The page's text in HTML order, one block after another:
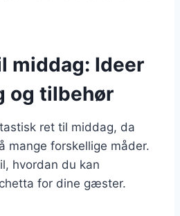
middag: Ideer
og tilbehør
ret til middag, da
mange forskellige måder.
hvordan du kan
for dine gæster.